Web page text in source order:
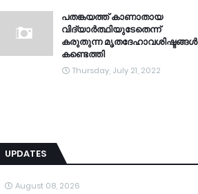
പതങ്കയത്ത് കാണാതായ
വിദ്യാർത്ഥിയുടേതെന്ന്
കരുതുന്ന മൃതദേഹാവശിഷ്ടങ്ങൾ
കണ്ടെത്തി
Thursday, July 21, 2022
UPDATES
August 08, 2026